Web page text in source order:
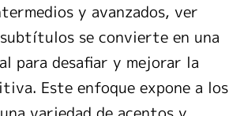
y avanzados, ver
se convierte en una
para desafiar y mejorar la
Este enfoque expone a los